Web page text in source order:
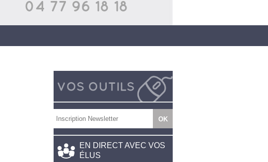
EN DIRECT AVEC VOS
ÉLUS